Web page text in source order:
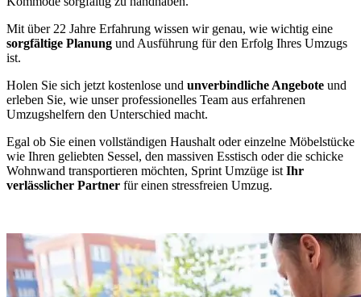
Mit über 22 Jahre Erfahrung wissen wir genau, wie wichtig eine
sorgfältige Planung und Ausführung für den Erfolg Ihres Umzugs
ist.
Holen Sie sich jetzt kostenlose und unverbindliche Angebote und
erleben Sie, wie unser professionelles Team aus erfahrenen
Umzugshelfern den Unterschied macht.
Egal ob Sie einen vollständigen Haushalt oder einzelne Möbelstücke
wie Ihren geliebten Sessel, den massiven Esstisch oder die schicke
Wohnwand transportieren möchten, Sprint Umzüge ist Ihr
verlässlicher Partner für einen stressfreien Umzug.